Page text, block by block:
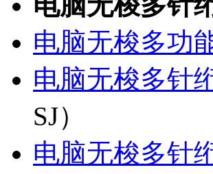
电脑无梭多功
电脑无梭多针
SJ）
电脑无梭多针